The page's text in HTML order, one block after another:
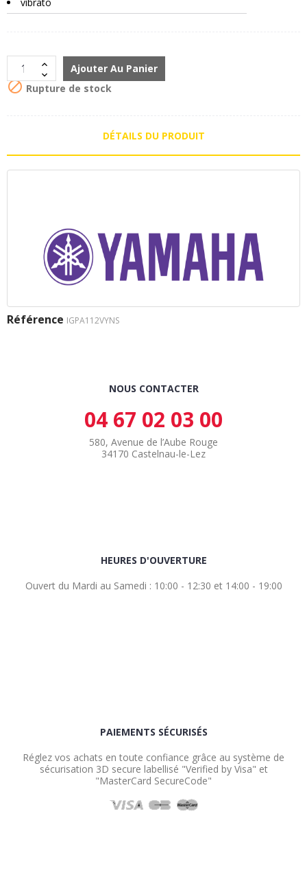
Ajouter Au Panier
 Rupture de stock
DÉTAILS DU PRODUIT
Référence IGPA112VYNS
NOUS CONTACTER
04 67 02 03 00
580, Avenue de l’Aube Rouge
34170 Castelnau-le-Lez
HEURES D'OUVERTURE
Ouvert du Mardi au Samedi : 10:00 - 12:30 et 14:00 - 19:00
PAIEMENTS SÉCURISÉS
Réglez vos achats en toute confiance grâce au système de
sécurisation 3D secure labellisé "Verified by Visa" et
"MasterCard SecureCode"